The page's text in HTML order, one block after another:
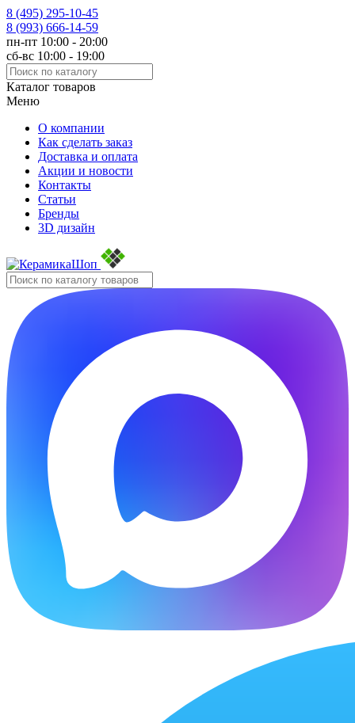
8 (495) 295-10-45
8 (993) 666-14-59
пн-пт 10:00 - 20:00
сб-вс 10:00 - 19:00
Каталог товаров
Меню
О компании
Как сделать заказ
Доставка и оплата
Акции и новости
Контакты
Статьи
Бренды
3D дизайн